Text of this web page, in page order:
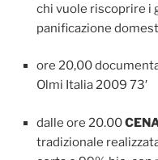
chi vuole riscoprire i
panificazione
ore 20,00
Olmi Italia 2009 73′
dalle ore 20.00
tradizionale